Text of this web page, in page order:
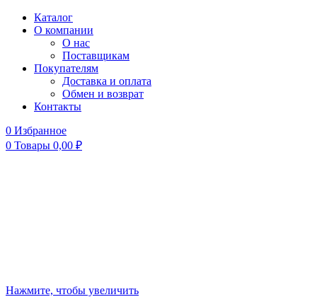
Каталог
О компании
О нас
Поставщикам
Покупателям
Доставка и оплата
Обмен и возврат
Контакты
0 Избранное
0 Товары 0,00 ₽
Нажмите, чтобы увеличить